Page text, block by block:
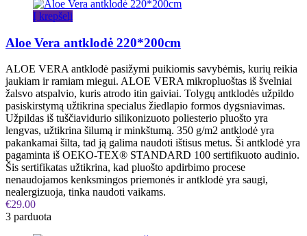
Į krepšelį
Aloe Vera antklodė 220*200cm
ALOE VERA antklodė pasižymi puikiomis savybėmis, kurių reikia
jaukiam ir ramiam miegui. ALOE VERA mikropluoštas iš švelniai
žalsvo atspalvio, kuris atrodo itin gaiviai. Tolygų antklodės užpildo
pasiskirstymą užtikrina specialus žiedlapio formos dygsniavimas.
Užpildas iš tuščiavidurio silikonizuoto poliesterio pluošto yra
lengvas, užtikrina šilumą ir minkštumą. 350 g/m2 antklodė yra
pakankamai šilta, tad ją galima naudoti ištisus metus. Ši antklodė yra
pagaminta iš OEKO-TEX® STANDARD 100 sertifikuoto audinio.
Šis sertifikatas užtikrina, kad pluošto apdirbimo procese
nenaudojamos kenksmingos priemonės ir antklodė yra saugi,
nealergizuoja, tinka naudoti vaikams.
€29.00
3 parduota